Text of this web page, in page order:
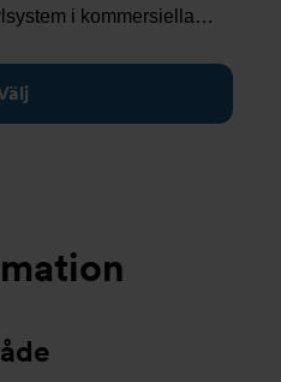
i kommersiella…